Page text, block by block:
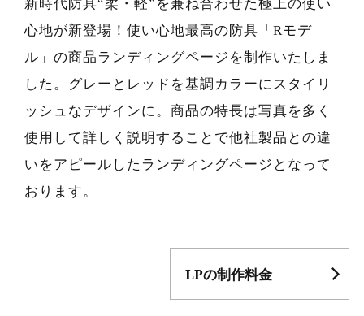
新時代防具“柔・軽”を兼ね合わせた極上の使い
心地が新登場！使い心地最高の防具「Rモデ
ル」の商品ランディングページを制作いたしま
した。グレーとレッドを基調カラーにスタイリ
ッシュなデザインに。商品の特長は写真を多く
使用して詳しく説明することで他社製品との違
いをアピールしたランディングページとなって
おります。
LPの制作料金